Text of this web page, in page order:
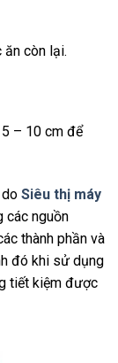
còn lại.
– 10 cm để
do Siêu thị máy
các nguồn
thành phần và
đó khi sử dụng
tiết kiệm được